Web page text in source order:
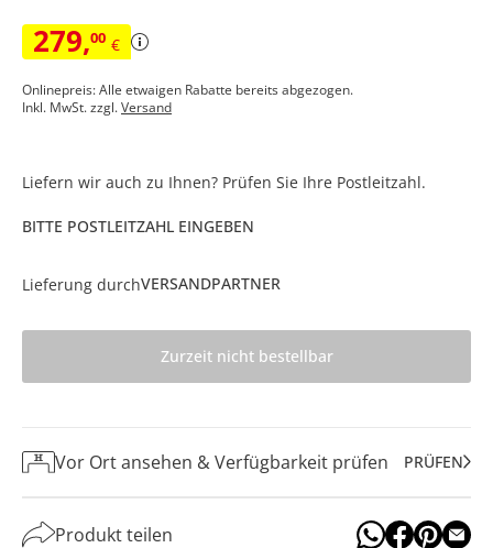
279,00 €
Onlinepreis: Alle etwaigen Rabatte bereits abgezogen.
Inkl. MwSt. zzgl.Versand
Liefern wir auch zu Ihnen? Prüfen Sie Ihre Postleitzahl.
BITTE POSTLEITZAHL EINGEBEN
Lieferung durchVERSANDPARTNER
Zurzeit nicht bestellbar
Vor Ort ansehen & Verfügbarkeit prüfen PRÜFEN
Produkt teilen